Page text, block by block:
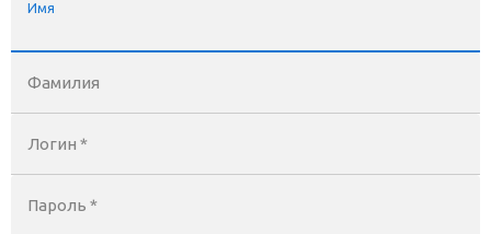
Имя
Фамилия
Логин *
Пароль *